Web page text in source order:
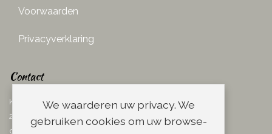
Voorwaarden
Privacyverklaring
Contact
Ketelboetersteeg 29
2311 TN Leiden
dins. - vrij. 08.00 - 17.00 uur
We waarderen uw privacy. We
gebruiken cookies om uw browse-